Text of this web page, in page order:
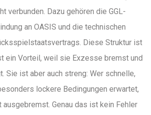
verbunden. Dazu gehören die GGL-
an OASIS und die technischen
Diese Struktur ist
ein Vorteil, weil sie Exzesse bremst und
Sie ist aber auch streng: Wer schnelle,
lockere Bedingungen erwartet,
Genau das ist kein Fehler